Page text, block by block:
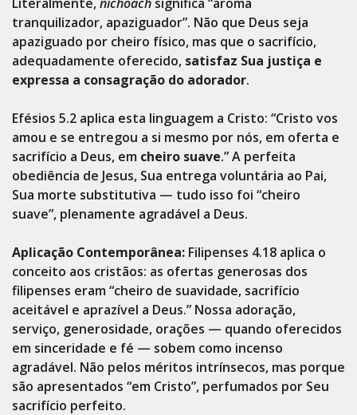
tranquilizador, apaziguador”. Não que Deus seja
apaziguado por cheiro físico, mas que o sacrifício,
adequadamente oferecido, satisfaz Sua justiça e
expressa a consagração do adorador.
Efésios 5.2 aplica esta linguagem a Cristo: “Cristo vos
amou e se entregou a si mesmo por nós, em oferta e
sacrifício a Deus, em cheiro suave.” A perfeita
obediência de Jesus, Sua entrega voluntária ao Pai,
Sua morte substitutiva — tudo isso foi “cheiro
suave”, plenamente agradável a Deus.
Aplicação Contemporânea: Filipenses 4.18 aplica o
conceito aos cristãos: as ofertas generosas dos
filipenses eram “cheiro de suavidade, sacrifício
aceitável e aprazível a Deus.” Nossa adoração,
serviço, generosidade, orações — quando oferecidos
em sinceridade e fé — sobem como incenso
agradável. Não pelos méritos intrínsecos, mas porque
são apresentados “em Cristo”, perfumados por Seu
sacrifício perfeito.